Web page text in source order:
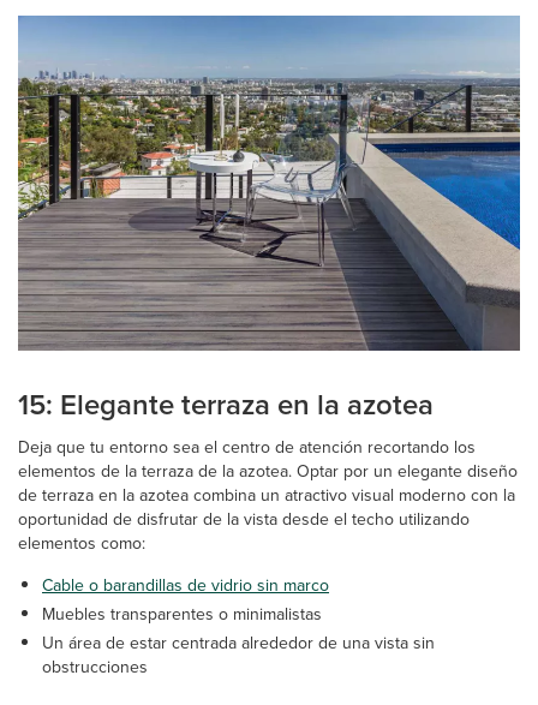
15: Elegante terraza en la azotea
Deja que tu entorno sea el centro de atención recortando los
elementos de la terraza de la azotea. Optar por un elegante diseño
de terraza en la azotea combina un atractivo visual moderno con la
oportunidad de disfrutar de la vista desde el techo utilizando
elementos como:
Cable o barandillas de vidrio sin marco
Muebles transparentes o minimalistas
Un área de estar centrada alrededor de una vista sin
obstrucciones